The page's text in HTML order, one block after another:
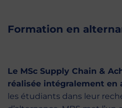
Formation en
Le MSc Supply Chain &
réalisée intégralement en
les étudiants dans leur